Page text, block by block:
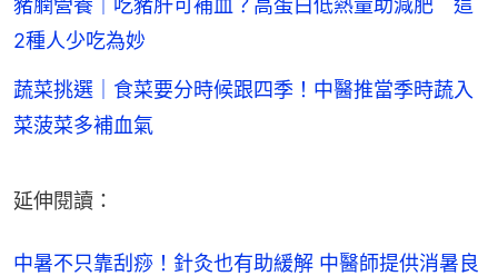
豬膶營養｜吃豬肝可補血？高蛋白低熱量助減肥 這
2種人少吃為妙
蔬菜挑選｜食菜要分時候跟四季！中醫推當季時蔬入
菜菠菜多補血氣
延伸閱讀：
中暑不只靠刮痧！針灸也有助緩解 中醫師提供消暑良